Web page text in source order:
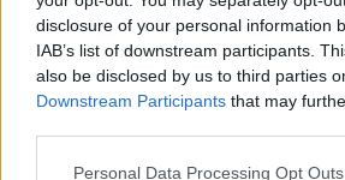
disclosure of your personal information
IAB’s list of downstream participants.
also be disclosed by us to third parties
Downstream Participants that may
Please note that this website/app uses
Personal Data Processing Opt Outs